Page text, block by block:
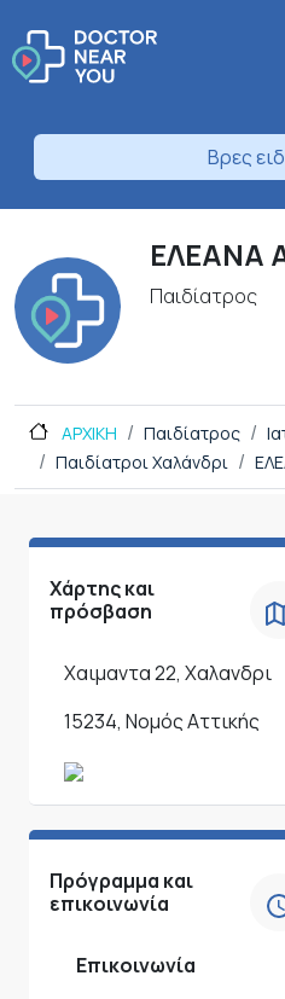
Βρες
ΕΛΕΑΝΑ
Παιδίατρος
ΑΡΧΙΚΗ Παιδίατρος
Παιδίατροι Χαλάνδρι
Χάρτης και
πρόσβαση
Χαιμαντα 22, Χαλανδρι
15234, Νομός Αττικής
Πρόγραμμα και
επικοινωνία
Επικοινωνία